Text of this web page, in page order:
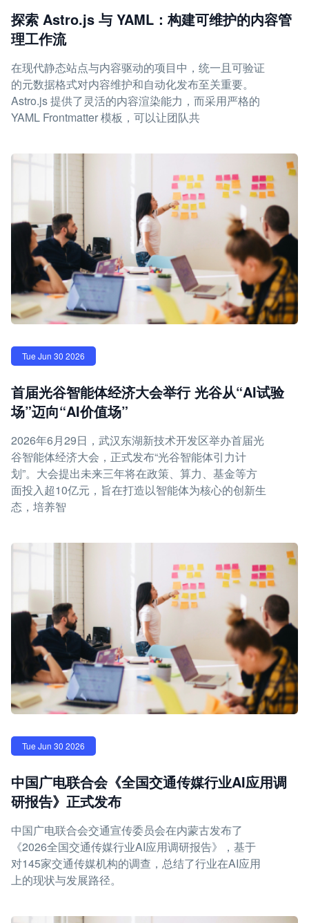
探索 Astro.js 与 YAML：构建可维护的内容管
理工作流
在现代静态站点与内容驱动的项目中，统一且可验证
的元数据格式对内容维护和自动化发布至关重要。
Astro.js 提供了灵活的内容渲染能力，而采用严格的
YAML Frontmatter 模板，可以让团队共
Tue Jun 30 2026
首届光谷智能体经济大会举行 光谷从“AI试验
场”迈向“AI价值场”
2026年6月29日，武汉东湖新技术开发区举办首届光
谷智能体经济大会，正式发布“光谷智能体引力计
划”。大会提出未来三年将在政策、算力、基金等方
面投入超10亿元，旨在打造以智能体为核心的创新生
态，培养智
Tue Jun 30 2026
中国广电联合会《全国交通传媒行业AI应用调
研报告》正式发布
中国广电联合会交通宣传委员会在内蒙古发布了
《2026全国交通传媒行业AI应用调研报告》，基于
对145家交通传媒机构的调查，总结了行业在AI应用
上的现状与发展路径。